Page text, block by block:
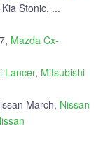
Kia Stonic, ...
Mazda Cx-
Lancer, Mitsubishi
March, Nissan